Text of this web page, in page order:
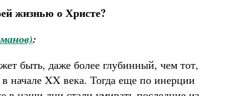
жизнью о Христе?
:
быть, даже более глубинный, чем тот,
начале XX века. Тогда еще по инерции